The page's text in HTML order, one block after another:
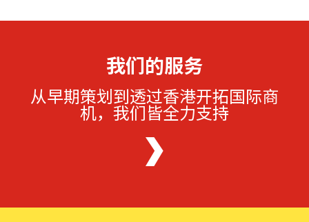
我们的服务
从早期策划到透过香港开拓国际商
机，我们皆全力支持